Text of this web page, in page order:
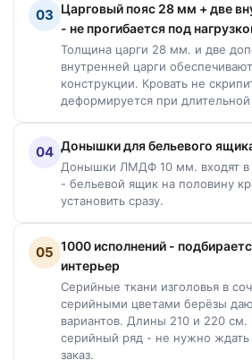
03 Царговый пояс 28 мм + две
- не прогибается под
Толщина царги 28 мм. и две
внутренней царги
конструкции. Кровать не
деформируется при длительной
04 Донышки для бельевого
Донышки ЛМДФ 10 мм. входят в
- бельевой ящик на половину
установить сразу.
05 1000 исполнений -
интерьер
Серийные ткани изголовья в
серийными цветами берёзы
вариантов. Длины 210 и 220
серийный ряд - не нужно ждать
заказ.